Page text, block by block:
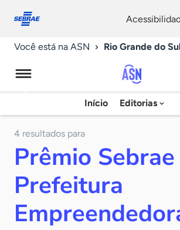
conosco
Você está na ASN Rio Grande do Sul
Notícias
Início Editorias
4 resultados para
Prêmio Sebrae
Prefeitura